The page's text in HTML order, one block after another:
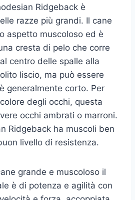
Ridgeback è
razze più grandi. Il cane
aspetto muscoloso ed è
cresta di pelo che corre
centro delle spalle alla
liscio, ma può essere
generalmente corto. Per
degli occhi, questa
occhi ambrati o marroni.
Ridgeback ha muscoli ben
livello di resistenza.
grande e muscoloso il
è di potenza e agilità con